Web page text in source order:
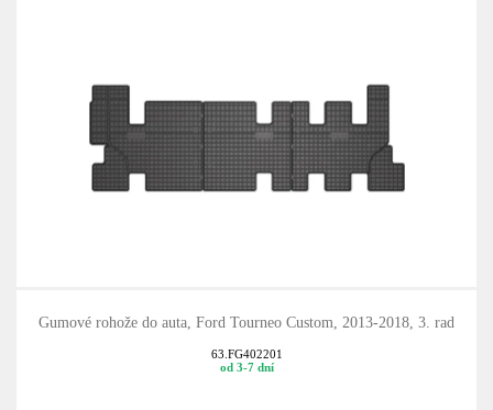
Gumové rohože do auta, Ford Tourneo Custom, 2013-2018, 3. rad
63.FG402201
od 3-7 dní